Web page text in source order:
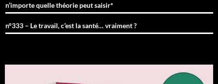
n’importe quelle théorie peut saisir*
n°333 – Le travail, c’est la santé… vraiment ?